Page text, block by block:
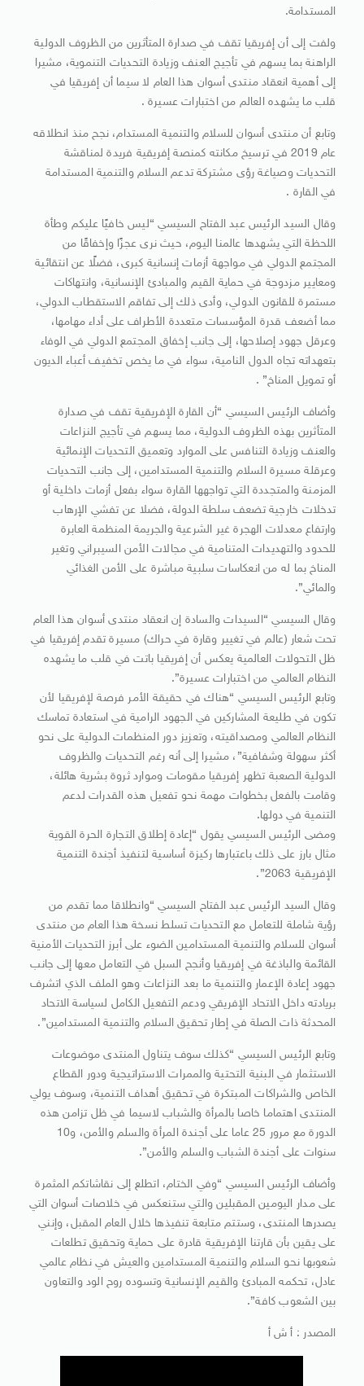
المستدامة.
ولفت إلى أن إفريقيا تقف في صدارة المتأثرين من الظروف الدولية
الراهنة بما يسهم في تأجيج العنف وزيادة التحديات التنموية، مشيرا
إلى أهمية انعقاد منتدى أسوان هذا العام لا سيما أن إفريقيا في
قلب ما يشهده العالم من اختبارات عسيرة .
وتابع أن منتدى أسوان للسلام والتنمية المستدام، نجح منذ انطلاقه
عام 2019 في ترسيخ مكانته كمنصة إفريقية فريدة لمناقشة
التحديات وصياغة رؤى مشتركة تدعم السلام والتنمية المستدامة
في القارة .
وقال السيد الرئيس عبد الفتاح السيسي “ليس خافيًا عليكم وطأة
اللحظة التي يشهدها عالمنا اليوم، حيث نرى عجزًا وإخفاقًا من
المجتمع الدولي في مواجهة أزمات إنسانية كبرى، فضلًا عن انتقائية
ومعايير مزدوجة في حماية القيم والمبادئ الإنسانية، وانتهاكات
مستمرة للقانون الدولي، وأدى ذلك إلى تفاقم الاستقطاب الدولي،
مما أضعف قدرة المؤسسات متعددة الأطراف على أداء مهامها،
وعرقل جهود إصلاحها، إلى جانب إخفاق المجتمع الدولي في الوفاء
بتعهداته تجاه الدول النامية، سواء في ما يخص تخفيف أعباء الديون
أو تمويل المناخ” .
وأضاف الرئيس السيسي “أن القارة الإفريقية تقف في صدارة
المتأثرين بهذه الظروف الدولية، مما يسهم في تأجيج النزاعات
والعنف وزيادة التنافس على الموارد وتعميق التحديات الإنمائية
وعرقلة مسيرة السلام والتنمية المستدامين، إلى جانب التحديات
المزمنة والمتجددة التي تواجهها القارة سواء بفعل أزمات داخلية أو
تدخلات خارجية تضعف سلطة الدولة، فضلا عن تفشي الإرهاب
وارتفاع معدلات الهجرة غير الشرعية والجريمة المنظمة العابرة
للحدود والتهديدات المتنامية في مجالات الأمن السيبراني وتغير
المناخ بما له من انعكاسات سلبية مباشرة على الأمن الغذائي
والمائي”.
وقال السيسي “السيدات والسادة إن انعقاد منتدى أسوان هذا العام
تحت شعار (عالم في تغيير وقارة في حراك) مسيرة تقدم إفريقيا في
ظل التحولات العالمية يعكس أن إفريقيا باتت في قلب ما يشهده
النظام العالمي من اختبارات عسيرة”.
وتابع الرئيس السيسي “هناك في حقيقة الأمر فرصة لإفريقيا لأن
تكون في طليعة المشاركين في الجهود الرامية في استعادة تماسك
النظام العالمي ومصداقيته، وتعزيز دور المنظمات الدولية على نحو
أكثر سهولة وشفافية”، مشيرا إلى أنه رغم التحديات والظروف
الدولية الصعبة تظهر إفريقيا مقومات وموارد ثروة بشرية هائلة،
وقامت بالفعل بخطوات مهمة نحو تفعيل هذه القدرات لدعم
التنمية في دولها.
ومضى الرئيس السيسي يقول “إعادة إطلاق التجارة الحرة القوية
مثال بارز على ذلك باعتبارها ركيزة أساسية لتنفيذ أجندة التنمية
الإفريقية 2063”.
وقال السيد الرئيس عبد الفتاح السيسي “وانطلاقا مما تقدم من
رؤية شاملة للتعامل مع التحديات تسلط نسخة هذا العام من منتدى
أسوان للسلام والتنمية المستدامين الضوء على أبرز التحديات الأمنية
القائمة والباذغة في إفريقيا وأنجح السبل في التعامل معها إلى جانب
جهود إعادة الإعمار والتنمية ما بعد النزاعات وهو الملف الذي اتشرف
بريادته داخل الاتحاد الإفريقي ودعم التفعيل الكامل لسياسة الاتحاد
المحدثة ذات الصلة في إطار تحقيق السلام والتنمية المستدامين”.
وتابع الرئيس السيسي “كذلك سوف يتناول المنتدى موضوعات
الاستثمار في البنية التحتية والممرات الاستراتيجية ودور القطاع
الخاص والشراكات المبتكرة في تحقيق أهداف التنمية، وسوف يولي
المنتدى اهتماما خاصا بالمرأة والشباب لاسيما في ظل تزامن هذه
الدورة مع مرور 25 عاما على أجندة المرأة والسلم والأمن، و10
سنوات على أجندة الشباب والسلم والأمن”.
وأضاف الرئيس السيسي “وفي الختام، اتطلع إلى نقاشاتكم المثمرة
على مدار اليومين المقبلين والتي ستنعكس في خلاصات أسوان التي
يصدرها المنتدى، وستتم متابعة تنفيذها خلال العام المقبل، وإنني
على يقين بأن قارتنا الإفريقية قادرة على حماية وتحقيق تطلعات
شعوبها نحو السلام والتنمية المستدامين والعيش في نظام عالمي
عادل، تحكمه المبادئ والقيم الإنسانية وتسوده روح الود والتعاون
بين الشعوب كافة”.
المصدر : أ ش أ